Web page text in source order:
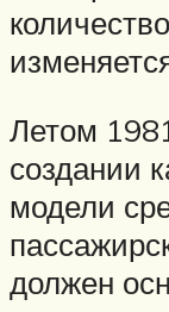
Летом
создании
модели
должен